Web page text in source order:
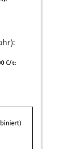
€/t: